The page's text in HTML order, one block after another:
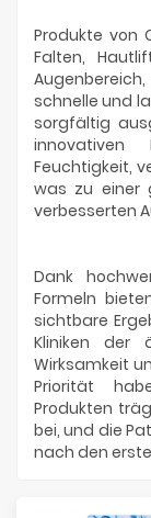
Produkte von
Falten,
schnelle und
sorgfältig
Feuchtigkeit,
was zu einer
verbesserten
Dank
Formeln
sichtbare
Kliniken der
Wirksamkeit
Priorität
Produkten
bei, und die
nach den